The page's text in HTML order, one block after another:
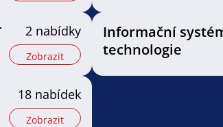
2 nabídky
Zobrazit
Informační
technologie
18 nabídek
Zobrazit